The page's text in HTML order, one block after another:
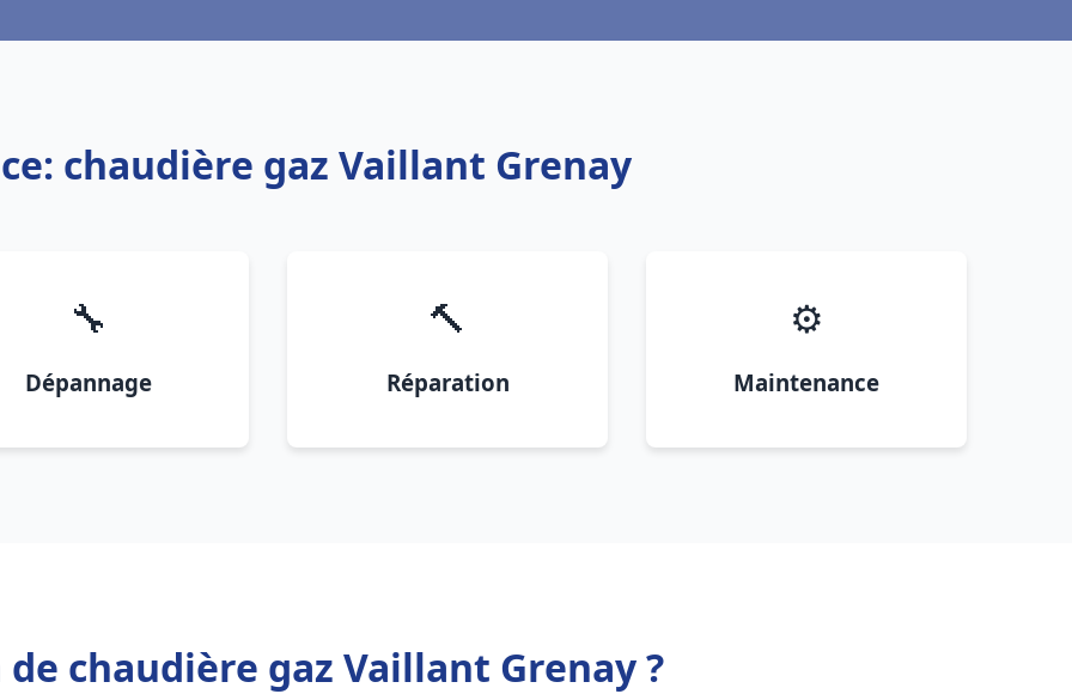
chaudière gaz Vaillant Grenay
🔧
Dépannage
🔨
Réparation
⚙️
Maintenance
de chaudière gaz Vaillant Grenay ?